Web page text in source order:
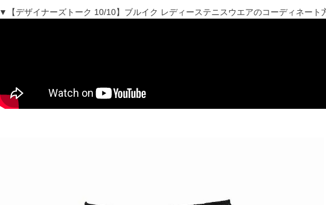
▼【デザイナーズトーク 10/10】ブルイク レディーステニスウエアのコーディネート